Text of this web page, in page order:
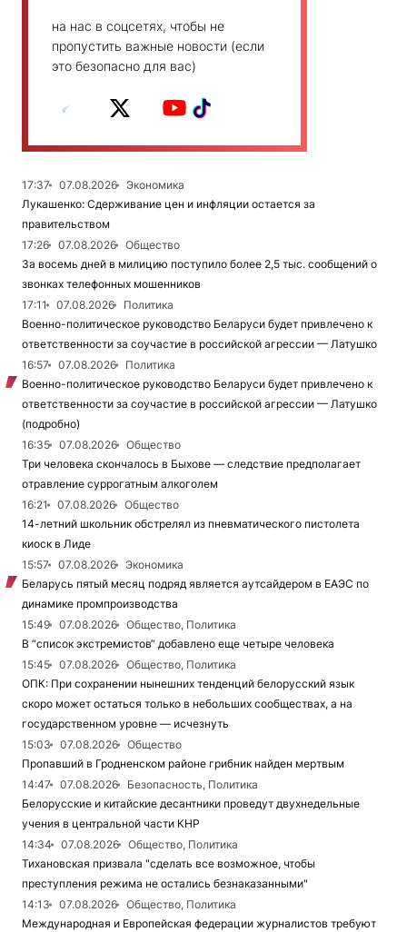
на нас в соцсетях, чтобы не
пропустить важные новости (если
это безопасно для вас)
17:37 07.08.2026
Экономика
Лукашенко: Сдерживание цен и инфляции остается за
правительством
17:26
07.08.2026
Общество
За восемь дней в милицию поступило более 2,5 тыс. сообщений о
звонках телефонных мошенников
17:11
07.08.2026
Политика
Военно-политическое руководство Беларуси будет привлечено к
ответственности за соучастие в российской агрессии — Латушко
16:57
07.08.2026
Политика
Военно-политическое руководство Беларуси будет привлечено к
ответственности за соучастие в российской агрессии — Латушко
(подробно)
16:35
07.08.2026
Общество
Три человека скончалось в Быхове — следствие предполагает
отравление суррогатным алкоголем
16:21
07.08.2026
Общество
14-летний школьник обстрелял из пневматического пистолета
киоск в Лиде
15:57
07.08.2026
Экономика
Беларусь пятый месяц подряд является аутсайдером в ЕАЭС по
динамике промпроизводства
15:49
07.08.2026
Общество, Политика
В “список экстремистов“ добавлено еще четыре человека
15:45
07.08.2026
Общество, Политика
ОПК: При сохранении нынешних тенденций белорусский язык
скоро может остаться только в небольших сообществах, а на
государственном уровне — исчезнуть
15:03
07.08.2026
Общество
Пропавший в Гродненском районе грибник найден мертвым
14:47
07.08.2026
Безопасность, Политика
Белорусские и китайские десантники проведут двухнедельные
учения в центральной части КНР
14:34
07.08.2026
Общество, Политика
Тихановская призвала "сделать все возможное, чтобы
преступления режима не остались безнаказанными"
14:13
07.08.2026
Общество, Политика
Международная и Европейская федерации журналистов требуют